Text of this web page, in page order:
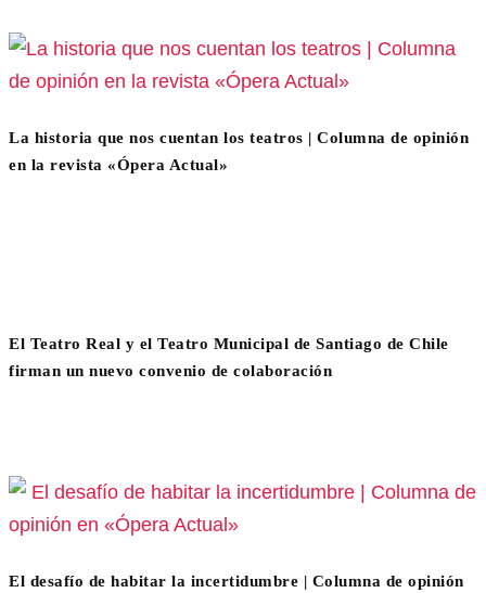
La historia que nos cuentan los teatros | Columna de opinión
en la revista «Ópera Actual»
El Teatro Real y el Teatro Municipal de Santiago de Chile
firman un nuevo convenio de colaboración
El desafío de habitar la incertidumbre | Columna de opinión